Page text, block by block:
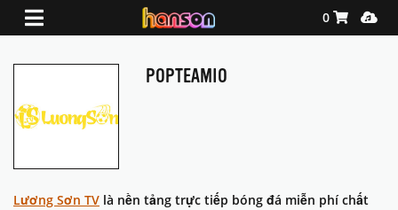
Shopping
0
POPTEAMIO
Lương Sơn TV là nền tảng trực tiếp bóng đá miễn phí chất